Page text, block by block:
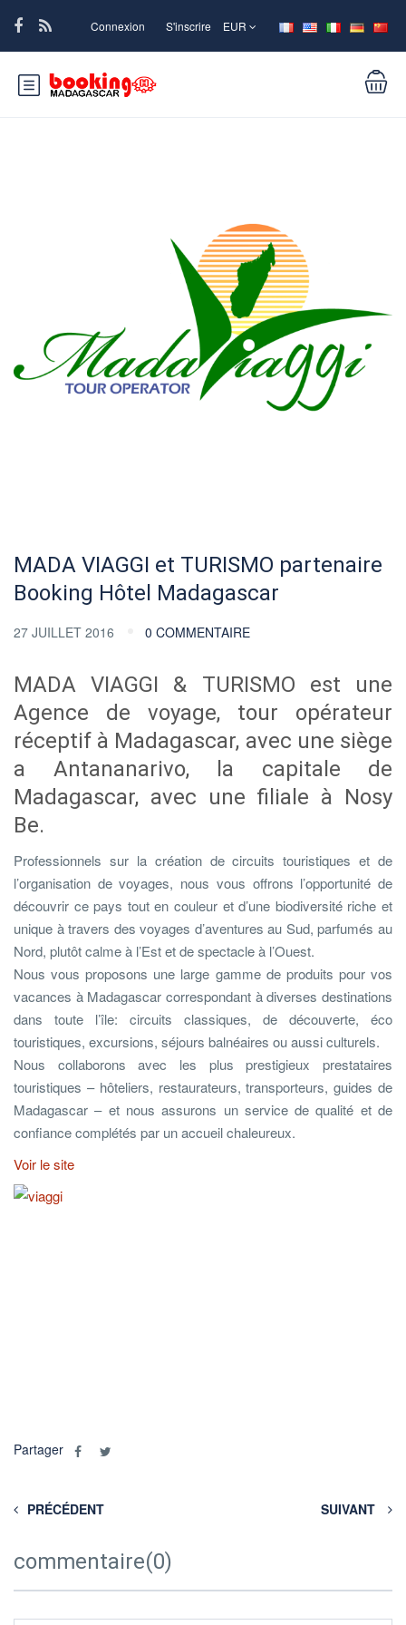
Connexion S'inscrire EUR
MADA VIAGGI et TURISMO partenaire
Booking Hôtel Madagascar
27 JUILLET 2016 0 COMMENTAIRE
MADA VIAGGI & TURISMO est une
Agence de voyage, tour opérateur
réceptif à Madagascar, avec une siège
a Antananarivo, la capitale de
Madagascar, avec une filiale à Nosy
Be.
Professionnels sur la création de circuits touristiques et de
l’organisation de voyages, nous vous offrons l’opportunité de
découvrir ce pays tout en couleur et d’une biodiversité riche et
unique à travers des voyages d’aventures au Sud, parfumés au
Nord, plutôt calme à l’Est et de spectacle à l’Ouest.
Nous vous proposons une large gamme de produits pour vos
vacances à Madagascar correspondant à diverses destinations
dans toute l’île: circuits classiques, de découverte, éco
touristiques, excursions, séjours balnéaires ou aussi culturels.
Nous collaborons avec les plus prestigieux prestataires
touristiques – hôteliers, restaurateurs, transporteurs, guides de
Madagascar – et nous assurons un service de qualité et de
confiance complétés par un accueil chaleureux.
Voir le site
Partager
PRÉCÉDENT SUIVANT
commentaire(0)